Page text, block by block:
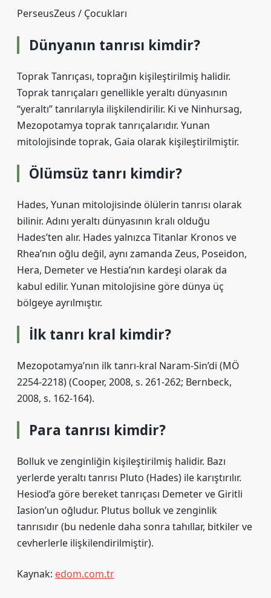
PerseusZeus / Çocukları
Dünyanın tanrısı kimdir?
Toprak Tanrıçası, toprağın kişileştirilmiş halidir.
Toprak tanrıçaları genellikle yeraltı dünyasının
“yeraltı” tanrılarıyla ilişkilendirilir. Ki ve Ninhursag,
Mezopotamya toprak tanrıçalarıdır. Yunan
mitolojisinde toprak, Gaia olarak kişileştirilmiştir.
Ölümsüz tanrı kimdir?
Hades, Yunan mitolojisinde ölülerin tanrısı olarak
bilinir. Adını yeraltı dünyasının kralı olduğu
Hades’ten alır. Hades yalnızca Titanlar Kronos ve
Rhea’nın oğlu değil, aynı zamanda Zeus, Poseidon,
Hera, Demeter ve Hestia’nın kardeşi olarak da
kabul edilir. Yunan mitolojisine göre dünya üç
bölgeye ayrılmıştır.
İlk tanrı kral kimdir?
Mezopotamya’nın ilk tanrı-kral Naram-Sin’di (MÖ
2254-2218) (Cooper, 2008, s. 261-262; Bernbeck,
2008, s. 162-164).
Para tanrısı kimdir?
Bolluk ve zenginliğin kişileştirilmiş halidir. Bazı
yerlerde yeraltı tanrısı Pluto (Hades) ile karıştırılır.
Hesiod’a göre bereket tanrıçası Demeter ve Giritli
Iasion’un oğludur. Plutus bolluk ve zenginlik
tanrısıdır (bu nedenle daha sonra tahıllar, bitkiler ve
cevherlerle ilişkilendirilmiştir).
Kaynak: edom.com.tr